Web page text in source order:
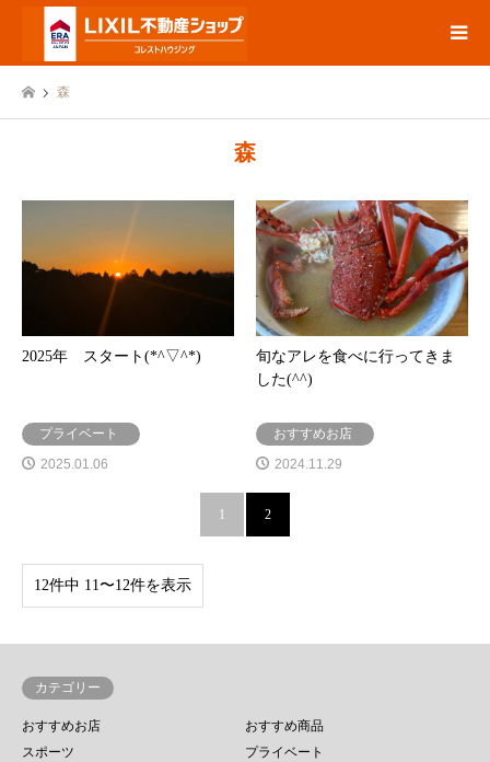
森
森
2025年 スタート(*^▽^*)
プライベート
2025.01.06
旬なアレを食べに行ってきま
した(^^)
おすすめお店
2024.11.29
1 2
12件中 11〜12件を表示
カテゴリー
おすすめお店
おすすめ商品
スポーツ
プライベート